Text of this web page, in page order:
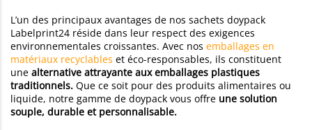
L’un des principaux avantages de nos sachets doypack
Labelprint24 réside dans leur respect des exigences
environnementales croissantes. Avec nos emballages en
matériaux recyclables et éco-responsables, ils constituent
une alternative attrayante aux emballages plastiques
traditionnels. Que ce soit pour des produits alimentaires ou
liquide, notre gamme de doypack vous offre une solution
souple, durable et personnalisable.